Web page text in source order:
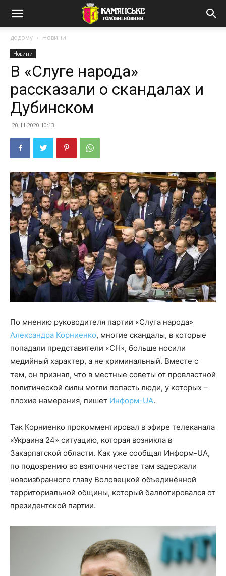
додому Новини
Новини
В «Слуге народа»
рассказали о скандалах и
Дубинском
20.11.2020 10:13
По мнению руководителя партии «Слуга народа»
Александра Корниенко, многие скандалы, в которые
попадали представители «СН», больше носили
медийный характер, а не криминальный. Вместе с
тем, он признал, что в местные советы от провластной
политической силы могли попасть люди, у которых –
плохие намерения, пишет Информ-UA.
Так Корниенко прокомментировал в эфире телеканала
«Украина 24» ситуацию, которая возникла в
Закарпатской области. Как уже сообщал Информ-UA,
по подозрению во взяточничестве там задержали
новоизбранного главу Воловецкой объединённой
территориальной общины, который баллотировался от
президентской партии.